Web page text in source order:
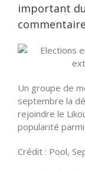
important
Un groupe de
septembre la
rejoindre le
popularité
Crédit : Pool,